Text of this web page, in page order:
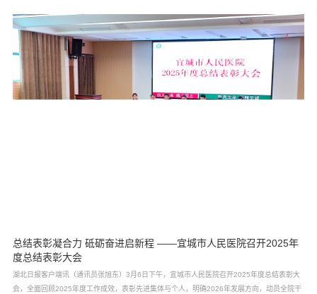
总结表彰凝合力 砥砺奋进启新程 ——宜城市人民医院召开2025年
度总结表彰大会
湖北日报客户端讯（通讯员张旭东）3月6日下午，宜城市人民医院召开2025年度总结表彰大
会，全面回顾2025年度工作成效，表彰先进集体与个人，明确2026年发展方向，动员全院干